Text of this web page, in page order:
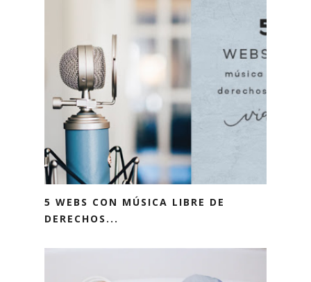
5 WEBS CON MÚSICA LIBRE DE
DERECHOS...